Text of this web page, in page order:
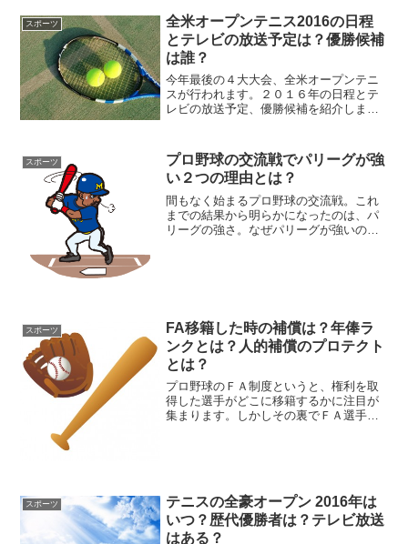
スポーツ
全米オープンテニス2016の日程
とテレビの放送予定は？優勝候補
は誰？
今年最後の４大大会、全米オープンテニ
スが行われます。２０１６年の日程とテ
レビの放送予定、優勝候補を紹介しま
スポーツ
プロ野球の交流戦でパリーグが強
い２つの理由とは？
間もなく始まるプロ野球の交流戦。これ
までの結果から明らかになったのは、パ
リーグの強さ。なぜパリーグが強いの
スポーツ
FA移籍した時の補償は？年俸ラ
ンクとは？人的補償のプロテクト
とは？
プロ野球のＦＡ制度というと、権利を取
得した選手がどこに移籍するかに注目が
集まります。しかしその裏でＦＡ選手を
スポーツ
テニスの全豪オープン 2016年は
いつ？歴代優勝者は？テレビ放送
はある？